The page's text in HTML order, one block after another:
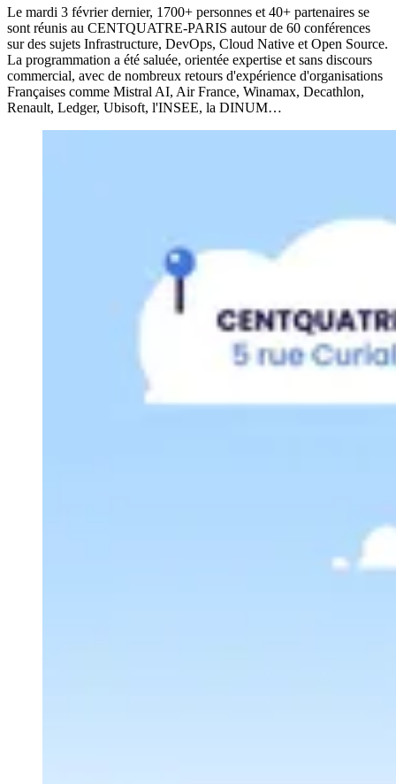
Le mardi 3 février dernier, 1700+ personnes et 40+ partenaires se
sont réunis au CENTQUATRE-PARIS autour de 60 conférences
sur des sujets Infrastructure, DevOps, Cloud Native et Open Source.
La programmation a été saluée, orientée expertise et sans discours
commercial, avec de nombreux retours d'expérience d'organisations
Françaises comme Mistral AI, Air France, Winamax, Decathlon,
Renault, Ledger, Ubisoft, l'INSEE, la DINUM…